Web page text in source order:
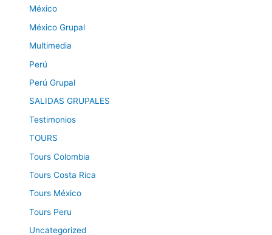
México
México Grupal
Multimedia
Perú
Perú Grupal
SALIDAS GRUPALES
Testimonios
TOURS
Tours Colombia
Tours Costa Rica
Tours México
Tours Peru
Uncategorized